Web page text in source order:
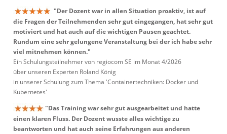
"Der Dozent war in allen Situation proaktiv, ist auf
die Fragen der Teilnehmenden sehr gut eingegangen, hat sehr gut
motiviert und hat auch auf die wichtigen Pausen geachtet.
Rundum eine sehr gelungene Veranstaltung bei der ich habe sehr
viel mitnehmen können."
Ein Schulungsteilnehmer von regiocom SE im Monat 4/2026
über unseren Experten Roland König
in unserer Schulung zum Thema 'Containertechniken: Docker und
Kubernetes'
"Das Training war sehr gut ausgearbeitet und hatte
einen klaren Fluss. Der Dozent wusste alles wichtige zu
beantworten und hat auch seine Erfahrungen aus anderen